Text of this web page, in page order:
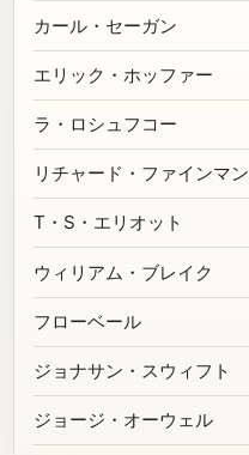
カール・セーガン
エリック・ホッファー
ラ・ロシュフコー
リチャード・ファインマン
T・S・エリオット
ウィリアム・ブレイク
フローベール
ジョナサン・スウィフト
ジョージ・オーウェル